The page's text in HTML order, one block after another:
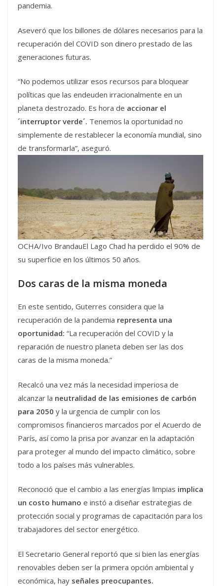
pandemia.
Aseveró que los billones de dólares necesarios para la
recuperación del COVID son dinero prestado de las
generaciones futuras.
“No podemos utilizar esos recursos para bloquear
políticas que las endeuden irracionalmente en un
planeta destrozado. Es hora de accionar el
´interruptor verde´. Tenemos la oportunidad no
simplemente de restablecer la economía mundial, sino
de transformarla”, aseguró.
OCHA/Ivo BrandauEl Lago Chad ha perdido el 90% de
su superficie en los últimos 50 años.
Dos caras de la misma moneda
En este sentido, Guterres considera que la
recuperación de la pandemia representa una
oportunidad: “La recuperación del COVID y la
reparación de nuestro planeta deben ser las dos
caras de la misma moneda.”
Recalcó una vez más la necesidad imperiosa de
alcanzar la neutralidad de las emisiones de carbón
para 2050 y la urgencia de cumplir con los
compromisos financieros marcados por el Acuerdo de
París, así como la prisa por avanzar en la adaptación
para proteger al mundo del impacto climático, sobre
todo a los países más vulnerables.
Reconoció que el cambio a las energías limpias implica
un costo humano e instó a diseñar estrategias de
protección social y programas de capacitación para los
trabajadores del sector energético.
El Secretario General reportó que si bien las energías
renovables deben ser la primera opción ambiental y
económica, hay señales preocupantes.